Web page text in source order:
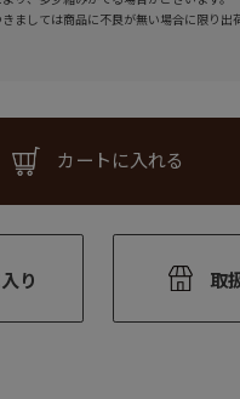
ましては商品に不良が無い場合に限り出
カートに入れる
り 取